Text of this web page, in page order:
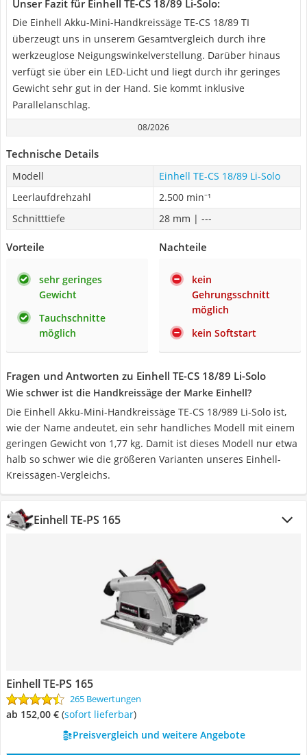
Unser Fazit für Einhell TE-CS 18/89 Li-Solo:
Die Einhell Akku-Mini-Handkreissäge TE-CS 18/89 TI
überzeugt uns in unserem Gesamtvergleich durch ihre
werkzeuglose Neigungswinkelverstellung. Darüber hinaus
verfügt sie über ein LED-Licht und liegt durch ihr geringes
Gewicht sehr gut in der Hand. Sie kommt inklusive
Parallelanschlag.
08/2026
Technische Details
Modell
Einhell TE-CS 18/89 Li-Solo
Leerlaufdrehzahl
2.500 min⁻¹
Schnitttiefe
28 mm | ---
Vorteile
sehr geringes
Gewicht
Tauchschnitte
möglich
Nachteile
kein
Gehrungsschnitt
möglich
kein Softstart
Fragen und Antworten zu Einhell TE-CS 18/89 Li-Solo
Wie schwer ist die Handkreissäge der Marke Einhell?
Die Einhell Akku-Mini-Handkreissäge TE-CS 18/989 Li-Solo ist,
wie der Name andeutet, ein sehr handliches Modell mit einem
geringen Gewicht von 1,77 kg. Damit ist dieses Modell nur etwa
halb so schwer wie die größeren Varianten unseres Einhell-
Kreissägen-Vergleichs.
Einhell TE-PS 165
Einhell TE-PS 165
265 Bewertungen
ab 152,00 € ( Sofort lieferbar)
Preisvergleich und weitere Angebote